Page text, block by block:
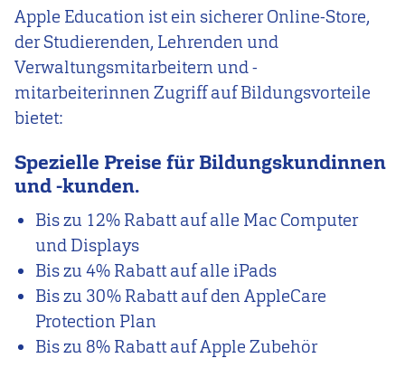
Apple Education ist ein sicherer Online-Store,
der Studierenden, Lehrenden und
Verwaltungsmitarbeitern und -
mitarbeiterinnen Zugriff auf Bildungsvorteile
bietet:
Spezielle Preise für Bildungskundinnen
und -kunden.
Bis zu 12% Rabatt auf alle Mac Computer
und Displays
Bis zu 4% Rabatt auf alle iPads
Bis zu 30% Rabatt auf den AppleCare
Protection Plan
Bis zu 8% Rabatt auf Apple Zubehör